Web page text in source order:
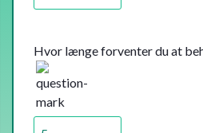
Hvor længe forventer du at